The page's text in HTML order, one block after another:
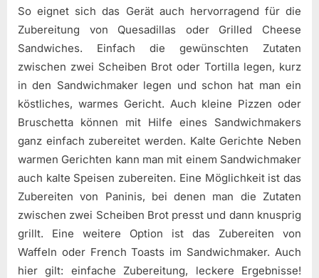
So eignet sich das Gerät auch hervorragend für die
Zubereitung von Quesadillas oder Grilled Cheese
Sandwiches. Einfach die gewünschten Zutaten
zwischen zwei Scheiben Brot oder Tortilla legen, kurz
in den Sandwichmaker legen und schon hat man ein
köstliches, warmes Gericht. Auch kleine Pizzen oder
Bruschetta können mit Hilfe eines Sandwichmakers
ganz einfach zubereitet werden. Kalte Gerichte Neben
warmen Gerichten kann man mit einem Sandwichmaker
auch kalte Speisen zubereiten. Eine Möglichkeit ist das
Zubereiten von Paninis, bei denen man die Zutaten
zwischen zwei Scheiben Brot presst und dann knusprig
grillt. Eine weitere Option ist das Zubereiten von
Waffeln oder French Toasts im Sandwichmaker. Auch
hier gilt: einfache Zubereitung, leckere Ergebnisse!